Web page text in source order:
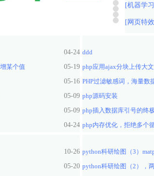
[机器学
[网页特
04-24
某个值
05-19
05-16
05-09
05-09
04-24
ddd
php应用ajax分块上传大
PHP过滤敏感词，海量数
php源码安装
php插入数据库引号的终
php内存优化，拒绝多个
10-26
05-20
python科研绘图（3）
python科研绘图（2），